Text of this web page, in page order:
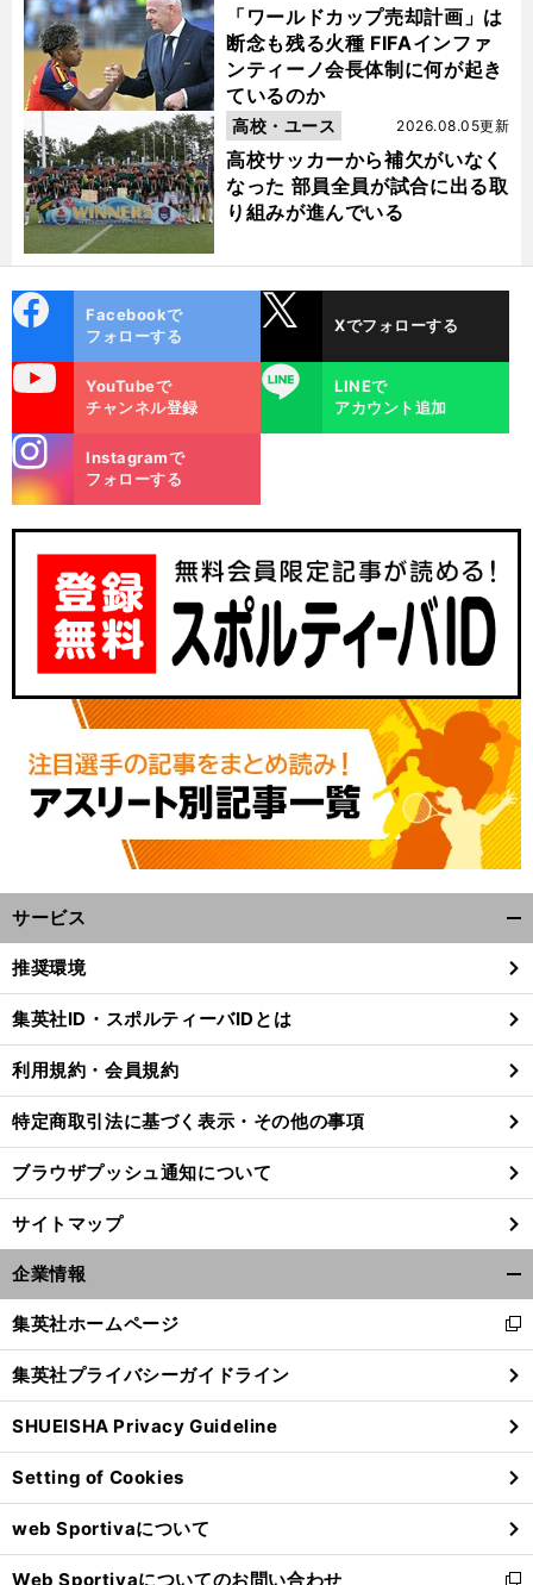
「ワールドカップ売却計画」は
断念も残る火種 FIFAインファ
ンティーノ会長体制に何が起き
ているのか
高校サッカーから補欠がいなく
なった 部員全員が試合に出る取
り組みが進んでいる
2026.08.05更新
高校・ユース
ok
Facebookで
フォローする
Xでフォローする
YouTubeで
チャンネル登録
LINE
LINEで
アカウント追加
m
Instagramで
フォローする
サービス
閉
る
推奨環境
集英社ID・スポルティーバIDとは
利用規約・会員規約
特定商取引法に基づく表示・その他の事項
ブラウザプッシュ通知について
サイトマップ
企業情報
閉
る
集英社ホームページ
新
し
い
ウ
ィ
ン
ド
ウ
で
開
く
集英社プライバシーガイドライン
SHUEISHA Privacy Guideline
Setting of Cookies
web Sportivaについて
Web Sportivaについてのお問い合わせ